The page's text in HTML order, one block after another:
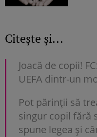
Citește și...
Joacă de copii!
UEFA dintr-un
Pot părinții să
singur copil fără
spune legea și